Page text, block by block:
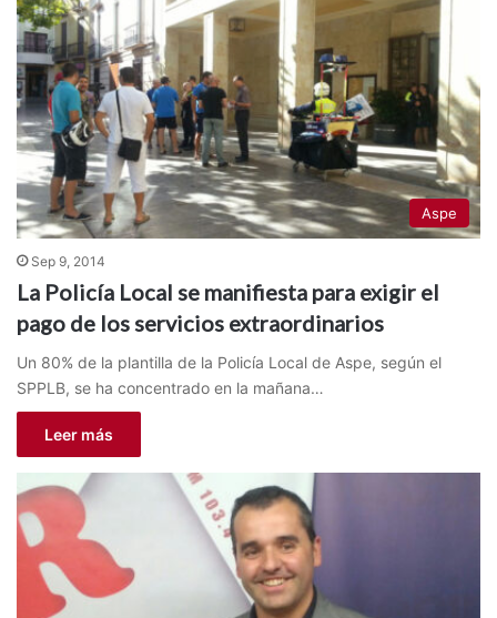
Aspe
Sep 9, 2014
La Policía Local se manifiesta para exigir el
pago de los servicios extraordinarios
Un 80% de la plantilla de la Policía Local de Aspe, según el
SPPLB, se ha concentrado en la mañana…
Leer más